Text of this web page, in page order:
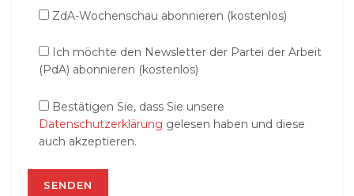
ZdA-Wochenschau abonnieren (kostenlos)
Ich möchte den Newsletter der Partei der Arbeit
(PdA) abonnieren (kostenlos)
Bestätigen Sie, dass Sie unsere
Datenschutzerklärung gelesen haben und diese
auch akzeptieren.